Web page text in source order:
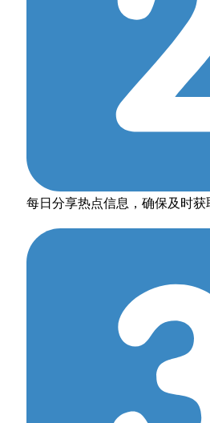
每日分享热点信息，确保及时获